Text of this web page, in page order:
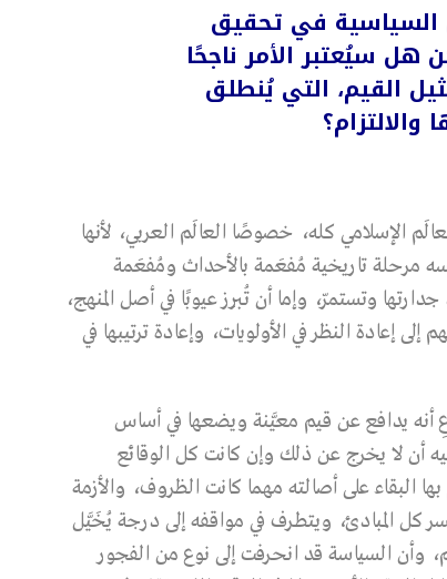
السياسية في تحقيق
سيُعتبر الأمر ناجحًا
القيم، التي يُنطلق
الإسلامي كله، خصوصًا العالَم العربي، لأنها
مرحلة تاريخية مُفعَمة بالأحداث ومُفعَمة
وتستمرّ، وإما أن تُبرِز عيوبًا في أصل المنهج،
إعادة النظر في الأولويات، وإعادة ترتيبها في
أنه يدافع عن قيم معيَّنة ويضعها في أساس
أن لا يخرج عن ذلك وإن كانت كل الوقائع
البقاء على أصالته مهما كانت الظروف، والأزمة
كل المبادئ، ويتطرف في مواقفه إلى درجة يُخَيَّل
وأن السياسة قد انحرفت إلى نوع من الفجور